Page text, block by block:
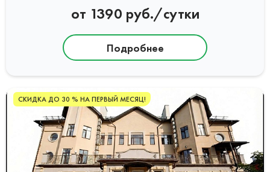
от 1390 руб./сутки
Подробнее
СКИДКА ДО 30 % НА ПЕРВЫЙ МЕСЯЦ!